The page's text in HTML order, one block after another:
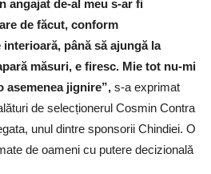
angajat de-al meu s-ar fi
de făcut, conform
până să ajungă la
măsuri, e firesc. Mie tot nu-mi
asemenea jignire”, s-a exprimat
de selecționerul Cosmin Contra
unul dintre sponsorii Chindiei. O
de oameni cu putere decizională